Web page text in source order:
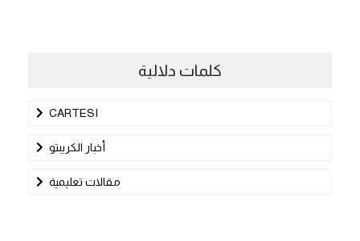
كلمات دلالية
CARTESI
أخبار الكريبتو
مقالات تعليمية